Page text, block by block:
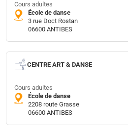
Cours adultes
École de danse
3 rue Doct Rostan
06600 ANTIBES
CENTRE ART & DANSE
Cours adultes
École de danse
2208 route Grasse
06600 ANTIBES